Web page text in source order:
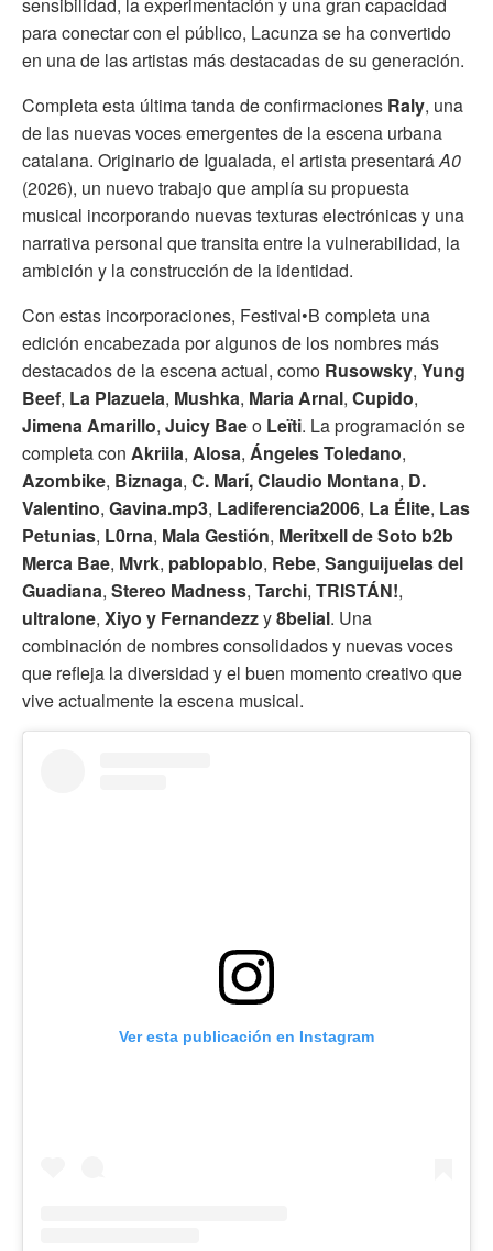
para conectar con el público, Lacunza se ha convertido
en una de las artistas más destacadas de su generación.
Completa esta última tanda de confirmaciones Raly, una
de las nuevas voces emergentes de la escena urbana
catalana. Originario de Igualada, el artista presentaráA0
(2026), un nuevo trabajo que amplía su propuesta
musical incorporando nuevas texturas electrónicas y una
narrativa personal que transita entre la vulnerabilidad, la
ambición y la construcción de la identidad.
Con estas incorporaciones, Festival•B completa una
edición encabezada por algunos de los nombres más
destacados de la escena actual, como Rusowsky, Yung
Beef, La Plazuela, Mushka, Maria Arnal, Cupido,
Jimena Amarillo, Juicy Baeo Leïti. La programación se
completa con Akriila, Alosa, Ángeles Toledano,
Azombike, Biznaga, C. Marí,Claudio Montana, D.
Valentino, Gavina.mp3, Ladiferencia2006, La Élite, Las
Petunias, L0rna, Mala Gestión, Meritxell de Soto b2b
Merca Bae, Mvrk, pablopablo, Rebe, Sanguijuelas del
Guadiana, Stereo Madness, Tarchi, TRISTÁN!,
ultralone, Xiyo y Fernandezzy8belial. Una
combinación de nombres consolidados y nuevas voces
que refleja la diversidad y el buen momento creativo que
vive actualmente la escena musical.
Ver esta publicación en Instagram